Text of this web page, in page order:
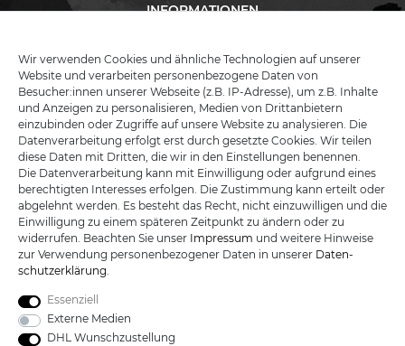
INFORMATIONEN
KATANA-LAND
R.B. Trading GmbH
Lutzweg 2a
D - 04910 Elsterwerda
Hotline: +49 (0) 3533487781
Technik: +49 (0) 3533487440
Mail: info@katana-land.de
Wir verwenden Cookies und ähnliche Technologien auf unserer
Website und verarbeiten personenbezogene Daten von
Besucher:innen unserer Webseite (z.B. IP-Adresse), um z.B. Inhalte
und Anzeigen zu personalisieren, Medien von Drittanbietern
einzubinden oder Zugriffe auf unsere Website zu analysieren. Die
Datenverarbeitung erfolgt erst durch gesetzte Cookies. Wir teilen
diese Daten mit Dritten, die wir in den Einstellungen benennen.
Die Datenverarbeitung kann mit Einwilligung oder aufgrund eines
berechtigten Interesses erfolgen. Die Zustimmung kann erteilt oder
abgelehnt werden. Es besteht das Recht, nicht einzuwilligen und die
Einwilligung zu einem späteren Zeitpunkt zu ändern oder zu
widerrufen. Beachten Sie unser Impressum und weitere Hinweise
zur Verwendung personenbezogener Daten in unserer Daten­
schutz­erklärung.
Essenziell
Externe Medien
DHL Wunschzustellung